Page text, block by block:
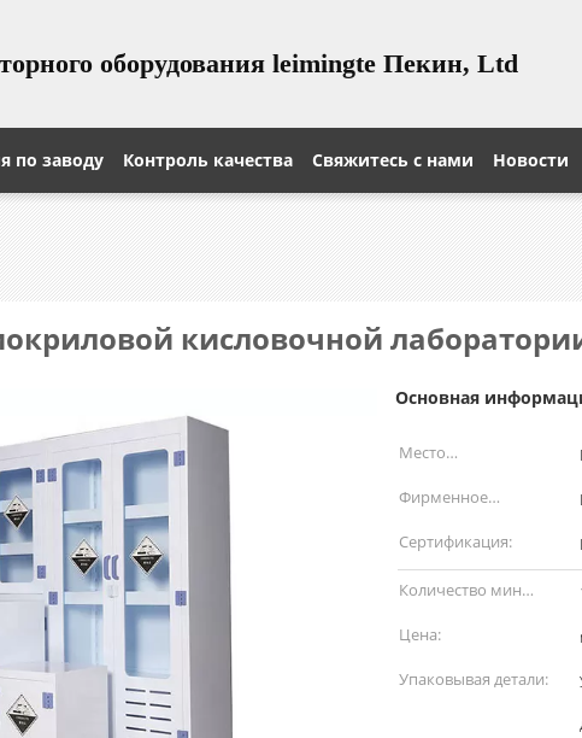
оборудования leimingte Пекин, Ltd
по заводу Контроль качества Свяжитесь с нами Новости
кисловочной
Основная
Место
происхождения:
Фирменное
наименование:
Сертификация:
Количество мин
заказа:
Цена:
Упаковывая детали: